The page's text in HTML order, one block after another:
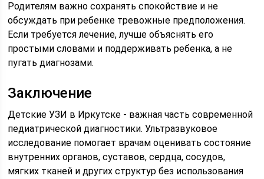
Родителям важно сохранять спокойствие и не
обсуждать при ребенке тревожные предположения.
Если требуется лечение, лучше объяснять его
простыми словами и поддерживать ребенка, а не
пугать диагнозами.
Заключение
Детские УЗИ в Иркутске - важная часть современной
педиатрической диагностики. Ультразвуковое
исследование помогает врачам оценивать состояние
внутренних органов, суставов, сердца, сосудов,
мягких тканей и других структур без использования